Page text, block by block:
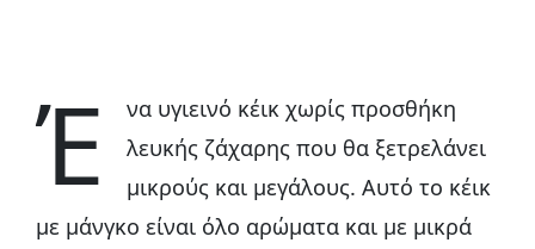
Έ
να υγιεινό κέικ χωρίς προσθήκη
λευκής ζάχαρης που θα ξετρελάνει
μικρούς και μεγάλους. Αυτό το κέικ
με μάνγκο είναι όλο αρώματα και με μικρά